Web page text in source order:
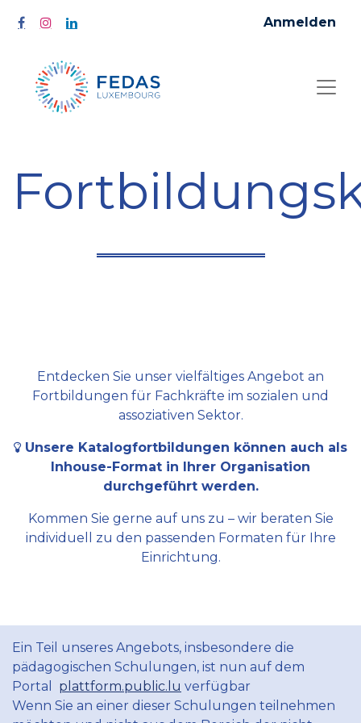
Anmelden
Entdecken Sie unser vielfältiges Angebot an
Fortbildungen für Fachkräfte im sozialen und
assoziativen Sektor.
Unsere Katalogfortbildungen können auch als
Inhouse-Format in Ihrer Organisation
durchgeführt werden.
Kommen Sie gerne auf uns zu – wir beraten Sie
individuell zu den passenden Formaten für Ihre
Einrichtung.
Ein Teil unseres Angebots, insbesondere die
pädagogischen Schulungen, ist nun auf dem
Portal plattform.public.lu verfügbar
Wenn Sie an einer dieser Schulungen teilnehmen